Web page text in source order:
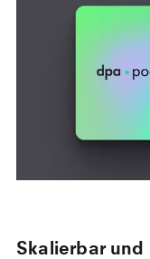
Skalierbar und